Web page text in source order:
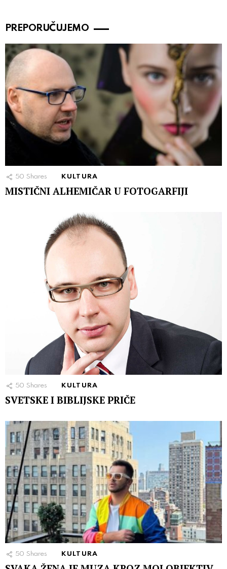
PREPORUČUJEMO
50 Shares KULTURA
MISTIČNI ALHEMIČAR U FOTOGARFIJI
50 Shares KULTURA
SVETSKE I BIBLIJSKE PRIČE
50 Shares KULTURA